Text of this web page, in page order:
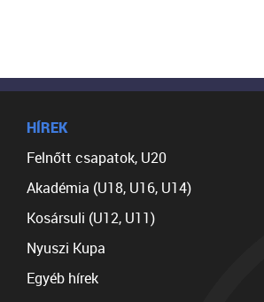
HÍREK
Felnőtt csapatok, U20
Akadémia (U18, U16, U14)
Kosársuli (U12, U11)
Nyuszi Kupa
Egyéb hírek